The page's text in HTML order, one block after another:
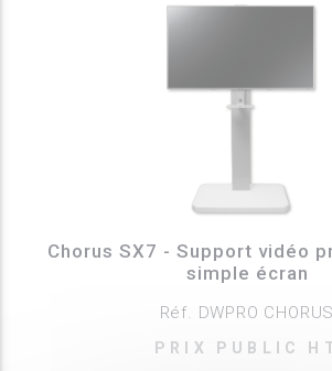
Chorus SX7 - Support vidéo
simple écran
Réf. DWPRO CHORUS
PRIX PUBLIC